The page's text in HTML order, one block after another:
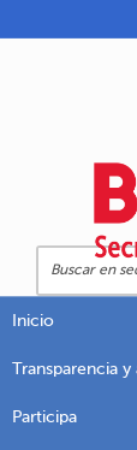
Inicio
Transparencia
Participa